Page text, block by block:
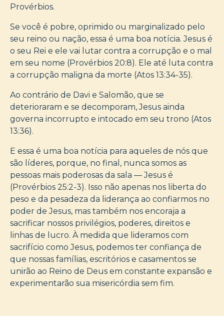
Provérbios.
Se você é pobre, oprimido ou marginalizado pelo
seu reino ou nação, essa é uma boa notícia. Jesus é
o seu Rei e ele vai lutar contra a corrupção e o mal
em seu nome (Provérbios 20:8). Ele até luta contra
a corrupção maligna da morte (Atos 13:34-35).
Ao contrário de Davi e Salomão, que se
deterioraram e se decomporam, Jesus ainda
governa incorrupto e intocado em seu trono (Atos
13:36).
E essa é uma boa notícia para aqueles de nós que
são líderes, porque, no final, nunca somos as
pessoas mais poderosas da sala — Jesus é
(Provérbios 25:2-3). Isso não apenas nos liberta do
peso e da pesadeza da liderança ao confiarmos no
poder de Jesus, mas também nos encoraja a
sacrificar nossos privilégios, poderes, direitos e
linhas de lucro. À medida que lideramos com
sacrifício como Jesus, podemos ter confiança de
que nossas famílias, escritórios e casamentos se
unirão ao Reino de Deus em constante expansão e
experimentarão sua misericórdia sem fim.